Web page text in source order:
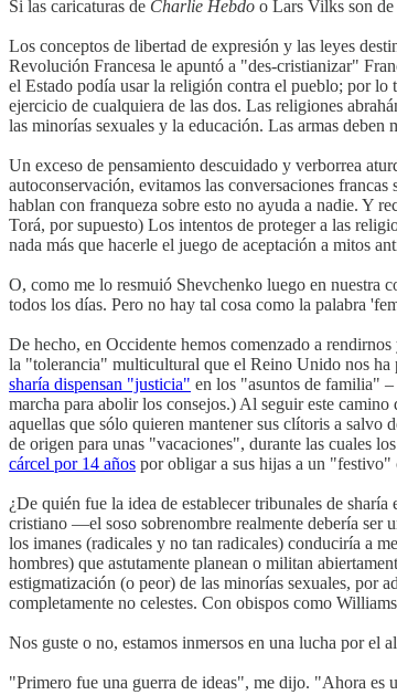
Si las caricaturas de Charlie Hebdo o Lars Vilks son de
Los conceptos de libertad de expresión y las leyes
Revolución Francesa le apuntó a "des-cristianizar"
el Estado podía usar la religión contra el pueblo; por
ejercicio de cualquiera de las dos. Las religiones
las minorías sexuales y la educación. Las armas deben
Un exceso de pensamiento descuidado y verborrea
autoconservación, evitamos las conversaciones
hablan con franqueza sobre esto no ayuda a nadie. Y
Torá, por supuesto) Los intentos de proteger a las
nada más que hacerle el juego de aceptación a mitos
O, como me lo resmuió Shevchenko luego en nuestra
todos los días. Pero no hay tal cosa como la palabra
De hecho, en Occidente hemos comenzado a
la "tolerancia" multicultural que el Reino Unido nos ha
sharía dispensan "justicia" en los "asuntos de familia"
marcha para abolir los consejos.) Al seguir este
aquellas que sólo quieren mantener sus clítoris a
de origen para unas "vacaciones", durante las cuales
cárcel por 14 años por obligar a sus hijas a un "festivo"
¿De quién fue la idea de establecer tribunales de sharía
cristiano —el soso sobrenombre realmente debería ser
los imanes (radicales y no tan radicales) conduciría a
hombres) que astutamente planean o militan
estigmatización (o peor) de las minorías sexuales, por
completamente no celestes. Con obispos como
Nos guste o no, estamos inmersos en una lucha por
"Primero fue una guerra de ideas", me dijo. "Ahora es